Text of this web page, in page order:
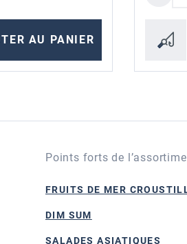
AU PANIER
Points forts de
FRUITS DE MER
DIM SUM
SALADES ASIATIQUES